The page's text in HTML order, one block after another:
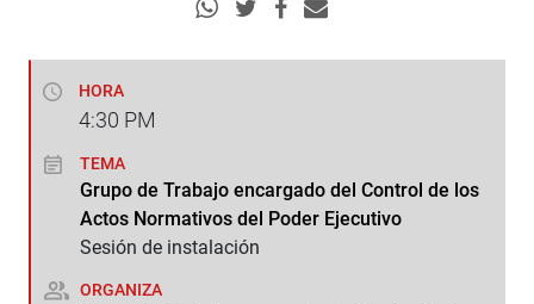
HORA
4:30 PM
TEMA
Grupo de Trabajo encargado del Control de los
Actos Normativos del Poder Ejecutivo
Sesión de instalación
ORGANIZA